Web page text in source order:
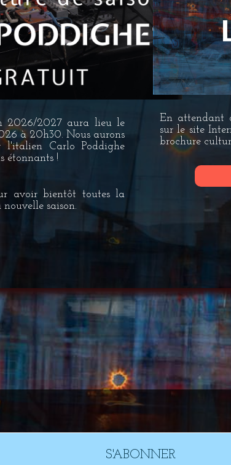
2026/2027 aura lieu le
à 20h30. Nous aurons
l'italien Carlo Poddighe
étonnants !
avoir bientôt toutes la
saison.
En attendant
sur le site
brochure
S'ABONNER